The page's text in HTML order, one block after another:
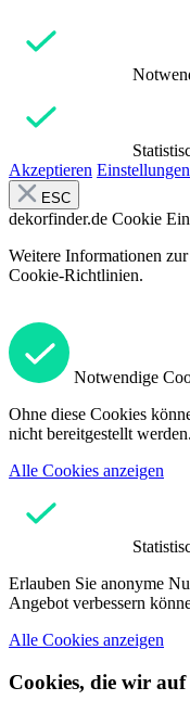
Akzeptieren
ESC
dekorfinder.de Cookie
Weitere Informationen
Cookie-Richtlinien.
Notwendige
Ohne diese Cookies
nicht bereitgestellt werden.
Alle Cookies anzeigen
Erlauben Sie anonyme
Angebot verbessern
Alle Cookies anzeigen
Cookies, die wir auf